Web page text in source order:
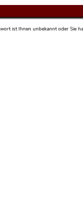
ist Ihnen unbekannt oder Sie